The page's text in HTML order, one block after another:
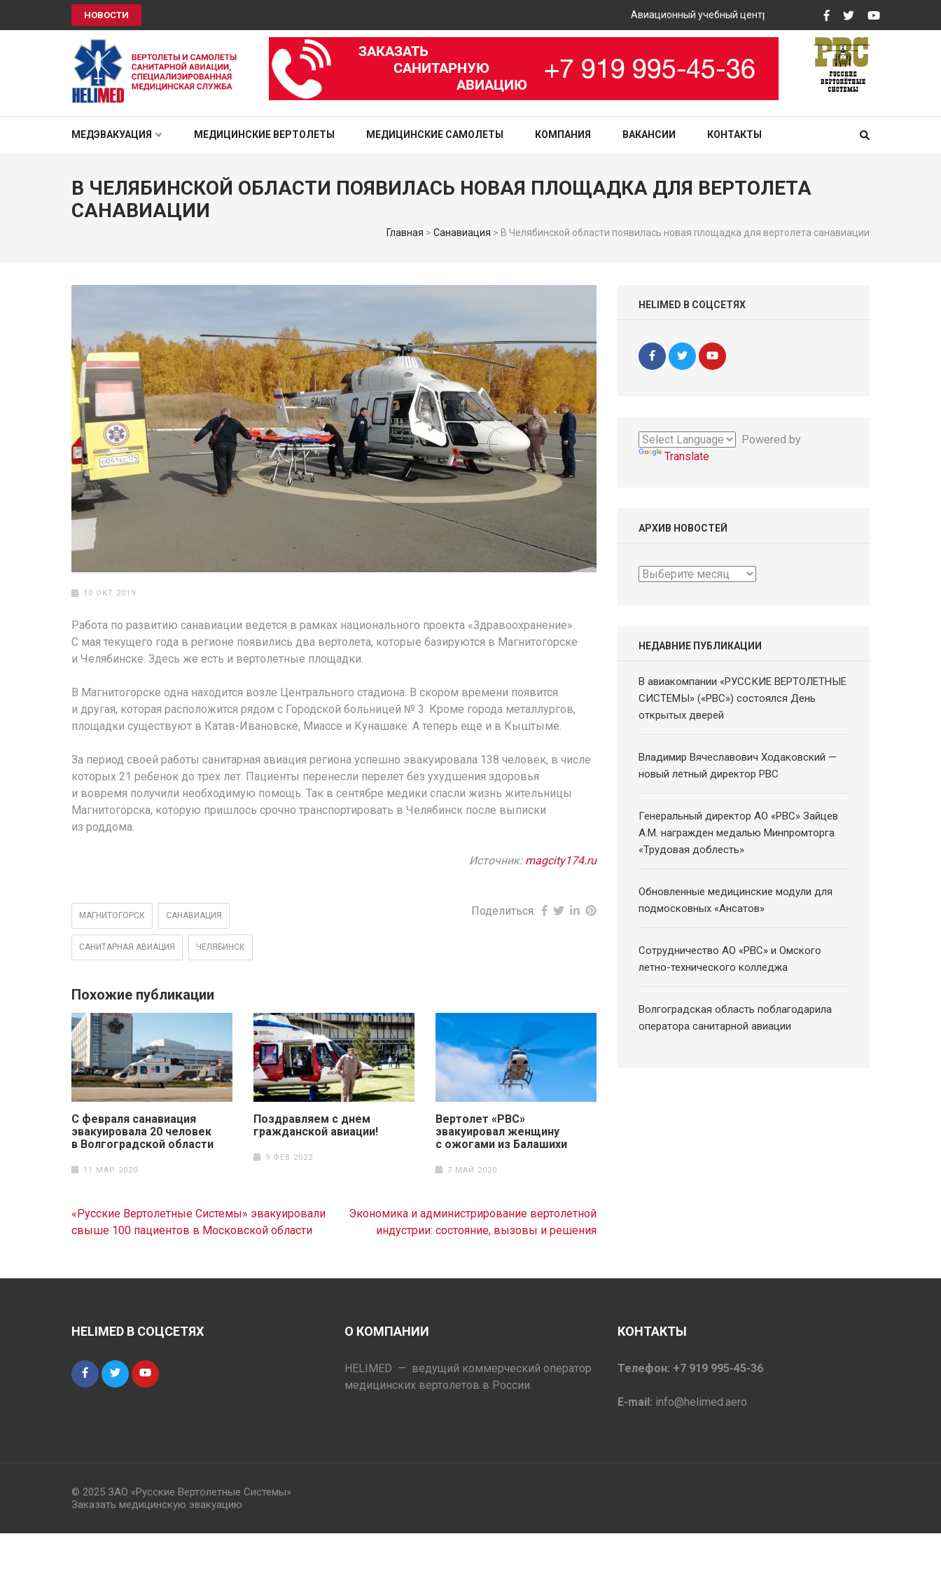
НОВОСТИ Авиационный учебный центр «РВС» закупит вертолетные тренажеры
HELIMED
МЕДЭВАКУАЦИЯ МЕДИЦИНСКИЕ ВЕРТОЛЕТЫ МЕДИЦИНСКИЕ САМОЛЕТЫ КОМПАНИЯ ВАКАНСИИ КОНТАКТЫ
В ЧЕЛЯБИНСКОЙ ОБЛАСТИ ПОЯВИЛАСЬ НОВАЯ ПЛОЩАДКА ДЛЯ ВЕРТОЛЕТА
САНАВИАЦИИ
Главная > Санавиация > В Челябинской области появилась новая площадка для вертолета санавиации
10 ОКТ 2019
Работа по развитию санавиации ведется в рамках национального проекта «Здравоохранение».
С мая текущего года в регионе появились два вертолета, которые базируются в Магнитогорске
и Челябинске. Здесь же есть и вертолетные площадки.
В Магнитогорске одна находится возле Центрального стадиона. В скором времени появится
и другая, которая расположится рядом с Городской больницей № 3. Кроме города металлургов,
площадки существуют в Катав-Ивановске, Миассе и Кунашаке. А теперь еще и в Кыштыме.
За период своей работы санитарная авиация региона успешно эвакуировала 138 человек, в числе
которых 21 ребенок до трех лет. Пациенты перенесли перелет без ухудшения здоровья
и вовремя получили необходимую помощь. Так в сентябре медики спасли жизнь жительницы
Магнитогорска, которую пришлось срочно транспортировать в Челябинск после выписки
из роддома.
Источник: magcity174.ru
МАГНИТОГОРСК САНАВИАЦИЯ
САНИТАРНАЯ АВИАЦИЯ ЧЕЛЯБИНСК
Поделиться:
Похожие публикации
С февраля санавиация
эвакуировала 20 человек
в Волгоградской области
11 МАР 2020
Поздравляем с днем
гражданской авиации!
9 ФЕВ 2022
Вертолет «РВС»
эвакуировал женщину
с ожогами из Балашихи
7 МАЙ 2020
Навигация
по
«Русские Вертолетные Системы» эвакуировали
свыше 100 пациентов в Московской области
Экономика и администрирование вертолетной
индустрии: состояние, вызовы и решения
HELIMED В СОЦСЕТЯХ
Powered by
Translate
АРХИВ НОВОСТЕЙ
Архив
НЕДАВНИЕ ПУБЛИКАЦИИ
В авиакомпании «РУССКИЕ ВЕРТОЛЕТНЫЕ
СИСТЕМЫ» («РВС») состоялся День
открытых дверей
Владимир Вячеславович Ходаковский —
новый летный директор РВС
Генеральный директор АО «РВС» Зайцев
А.М. награжден медалью Минпромторга
«Трудовая доблесть»
Обновленные медицинские модули для
подмосковных «Ансатов»
Сотрудничество АО «РВС» и Омского
летно-технического колледжа
Волгоградская область поблагодарила
оператора санитарной авиации
HELIMED В СОЦСЕТЯХ О КОМПАНИИ
HELIMED — ведущий коммерческий оператор
медицинских вертолетов в России.
КОНТАКТЫ
Телефон: +7 919 995-45-36
E-mail: info@helimed.aero
© 2025 ЗАО «Русские Вертолетные Системы»
Заказать медицинскую эвакуацию